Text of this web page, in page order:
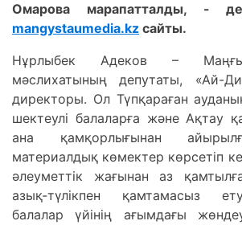
Омарова марапатталды, -
mangystaumedia.kz cайты.
Нұрлыбек Адеков –
мәслихатының депутаты,
директоры. Ол Түпқараған
шектеулі балаларға және Ақтау
ана қамқорлығынан
материалдық көмектер көрсетіп
әлеуметтік жағынан аз
азық-түлікпен қамтамасыз
балалар үйінің ағымдағы